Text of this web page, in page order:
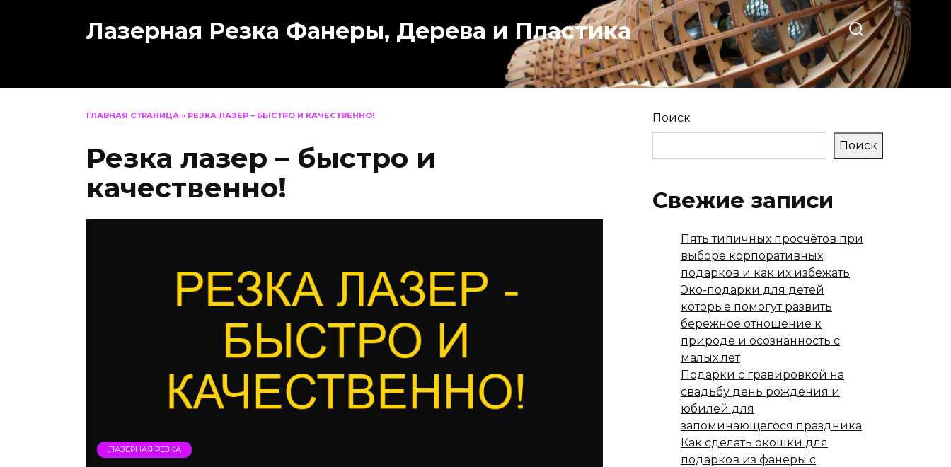
Лазерная Резка Фанеры, Дерева и Пластика
ГЛАВНАЯ СТРАНИЦА » РЕЗКА ЛАЗЕР – БЫСТРО И КАЧЕСТВЕННО!
Резка лазер – быстро и
качественно!
ЛАЗЕРНАЯ РЕЗКА
Поиск
Поиск
Свежие записи
Пять типичных просчётов при
выборе корпоративных
подарков и как их избежать
Эко-подарки для детей
которые помогут развить
бережное отношение к
природе и осознанность с
малых лет
Подарки с гравировкой на
свадьбу день рождения и
юбилей для
запоминающегося праздника
Как сделать окошки для
подарков из фанеры с